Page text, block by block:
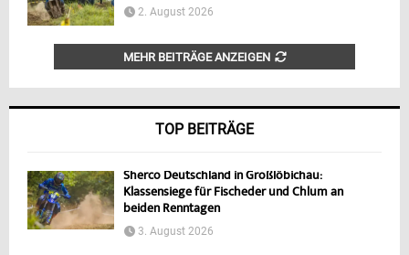
2. August 2026
MEHR BEITRÄGE ANZEIGEN
TOP BEITRÄGE
Sherco Deutschland in Großlöbichau:
Klassensiege für Fischeder und Chlum an
beiden Renntagen
3. August 2026